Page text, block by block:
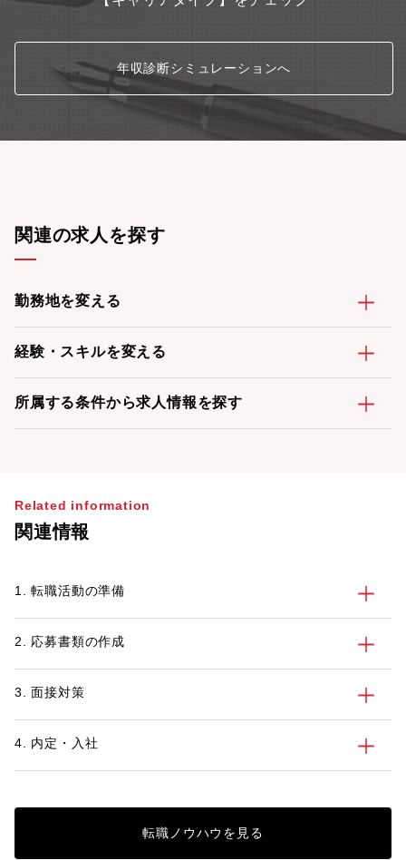
年収診断シミュレーションへ
関連の求人を探す
勤務地を変える
経験・スキルを変える
所属する条件から求人情報を探す
Related information
関連情報
1. 転職活動の準備
2. 応募書類の作成
3. 面接対策
4. 内定・入社
転職ノウハウを見る